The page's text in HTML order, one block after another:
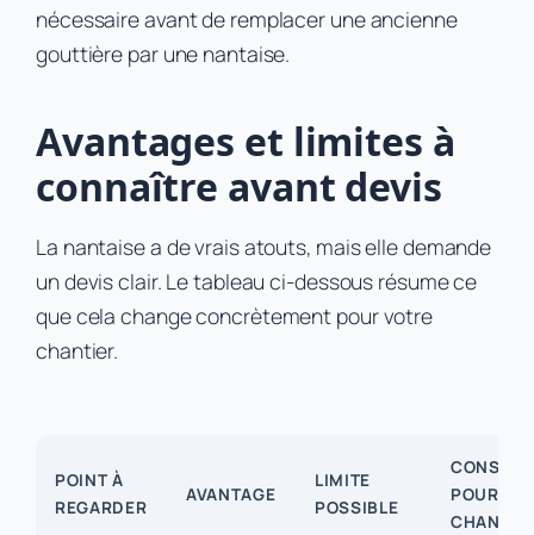
nécessaire avant de remplacer une ancienne
gouttière par une nantaise.
Avantages et limites à
connaître avant devis
La nantaise a de vrais atouts, mais elle demande
un devis clair. Le tableau ci-dessous résume ce
que cela change concrètement pour votre
chantier.
POINT À
REGARDER
AVANTAGE
LIMITE
POSSIBLE
POUR LE